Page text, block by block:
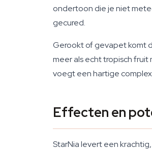
ondertoon die je niet
gecured.
Gerookt of gevapet komt
meer als echt tropisch fruit
voegt een hartige
Effecten en
StarNia levert een